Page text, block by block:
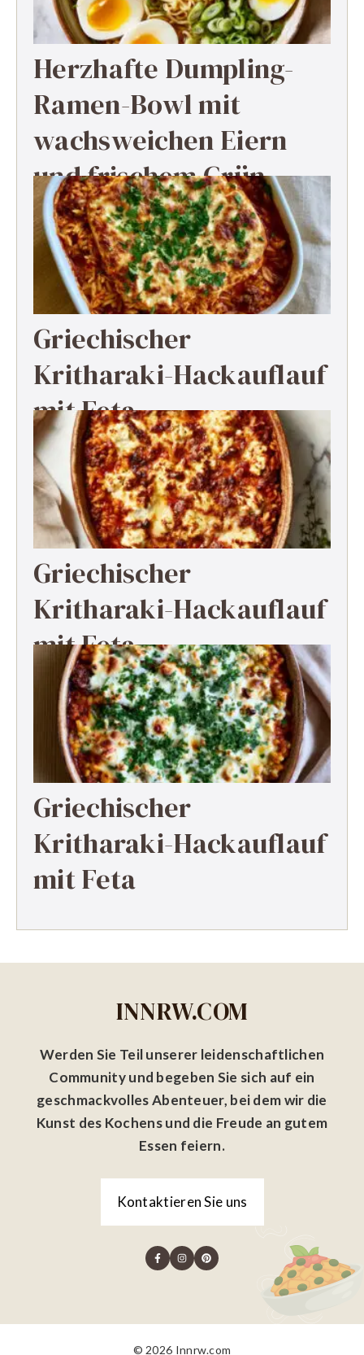
Herzhafte Dumpling-
Ramen-Bowl mit
wachsweichen Eiern
und frischem Grün
Griechischer
Kritharaki-Hackauflauf
mit Feta
Griechischer
Kritharaki-Hackauflauf
mit Feta
Griechischer
Kritharaki-Hackauflauf
mit Feta
INNRW.COM
Werden Sie Teil unserer leidenschaftlichen
Community und begeben Sie sich auf ein
geschmackvolles Abenteuer, bei dem wir die
Kunst des Kochens und die Freude an gutem
Essen feiern.
Kontaktieren Sie uns
© 2026 Innrw.com